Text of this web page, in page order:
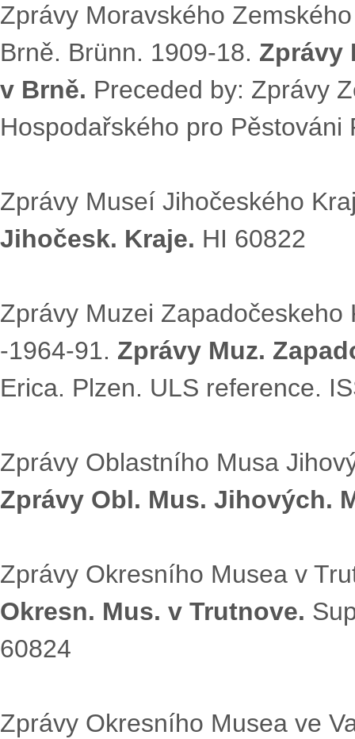
Zprávy Moravského
Brně. Brünn. 1909-18. Zprávy
v Brně. Preceded by: Zprávy
Hospodařského pro
Zprávy Museí Jihočeského
Jihočesk. Kraje. HI 60822
Zprávy Muzei
-1964-91. Zprávy Muz.
Erica. Plzen. ULS reference.
Zprávy Oblastního Musa
Zprávy Obl. Mus. Jihových.
Zprávy Okresního Musea v
Okresn. Mus. v Trutnove.
60824
Zprávy Okresního Musea ve